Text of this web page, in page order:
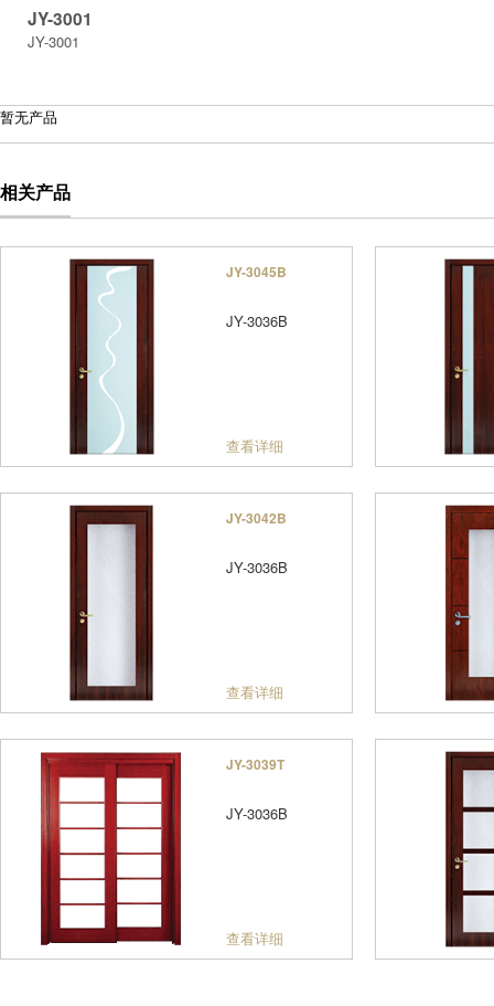
JY-3001
JY-3001
暂无产品
相关产品
查看详细
JY-3045B
JY-3036B
查看详细
JY-3042B
JY-3036B
查看详细
JY-3039T
JY-3036B